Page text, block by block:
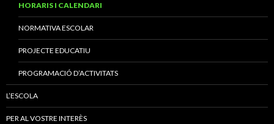
HORARIS I CALENDARI
NORMATIVA ESCOLAR
PROJECTE EDUCATIU
PROGRAMACIÓ D’ACTIVITATS
L’ESCOLA
PER AL VOSTRE INTERÈS